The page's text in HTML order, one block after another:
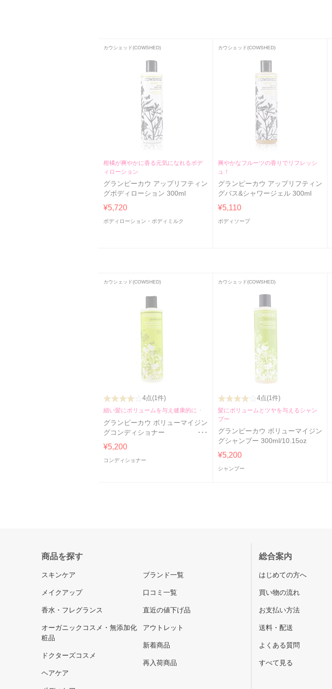
カウシェッド(COWSHED)
柑橘が爽やかに香る元気になれるボデ
ィローション
グランピーカウ アップリフティン
グボディローション 300ml
¥5,720
ボディローション・ボディミルク
カウシェッド(COWSHED)
爽やかなフルーツの香りでリフレッシ
ュ！
グランピーカウ アップリフティン
グバス&シャワージェル 300ml
¥5,110
ボディソープ
カウシェッド(COWSHED)
4点(1件)
細い髪にボリュームを与え健康的に！
グランピーカウ ボリューマイジン
グコンディショナー
300ml/10.15oz
¥5,200
コンディショナー
カウシェッド(COWSHED)
4点(1件)
髪にボリュームとツヤを与えるシャン
プー
グランピーカウ ボリューマイジン
グシャンプー 300ml/10.15oz
¥5,200
シャンプー
商品を探す
スキンケア
メイクアップ
香水・フレグランス
オーガニックコスメ・無添加化
粧品
ドクターズコスメ
ヘアケア
ブランド一覧
口コミ一覧
直近の値下げ品
アウトレット
新着商品
再入荷商品
総合案内
はじめての方へ
買い物の流れ
お支払い方法
送料・配送
よくある質問
すべて見る